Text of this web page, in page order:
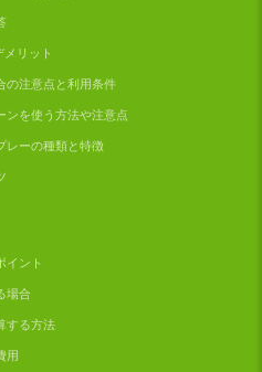
リット
の注意点と利用条件
ンを使う方法や注意点
レーの種類と特徴
イント
場合
する方法
用